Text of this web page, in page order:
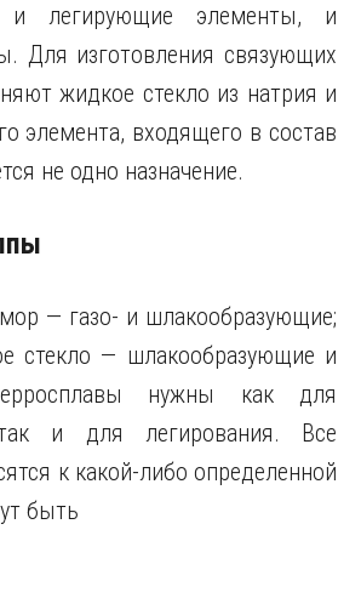
легирующие элементы, и
Для изготовления связующих
жидкое стекло из натрия и
элемента, входящего в состав
не одно назначение.
— газо- и шлакообразующие;
стекло — шлакообразующие и
нужны как для
так и для легирования. Все
к какой-либо определенной
быть